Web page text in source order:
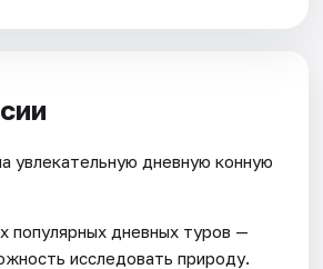
увлекательную дневную конную
популярных дневных туров —
исследовать природу.